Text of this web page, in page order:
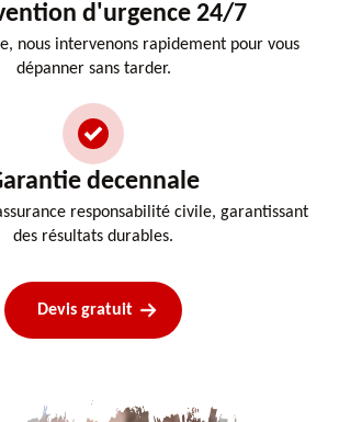
d'urgence 24/7
nous intervenons rapidement pour vous
dépanner sans tarder.
decennale
responsabilité civile, garantissant
des résultats durables.
Devis gratuit